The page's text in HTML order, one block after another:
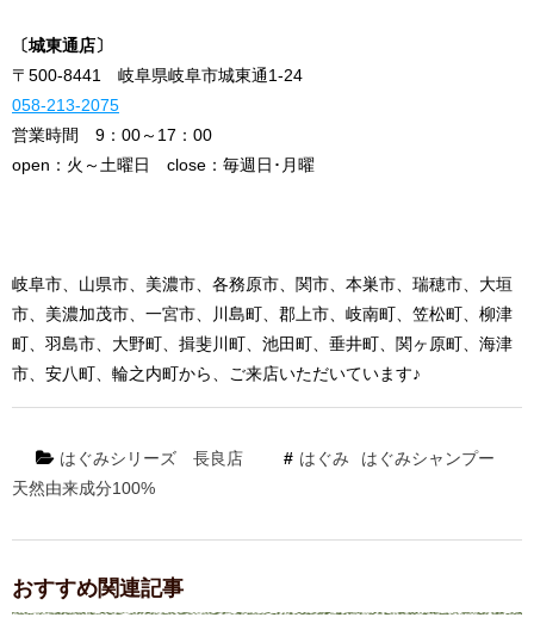
〔城東通店〕
〒500-8441 岐阜県岐阜市城東通1-24
058-213-2075
営業時間 9：00～17：00
open：火～土曜日 close：毎週日･月曜
岐阜市、山県市、美濃市、各務原市、関市、本巣市、瑞穂市、大垣
市、美濃加茂市、一宮市、川島町、郡上市、岐南町、笠松町、柳津
町、羽島市、大野町、揖斐川町、池田町、垂井町、関ヶ原町、海津
市、安八町、輪之内町から、ご来店いただいています♪
はぐみシリーズ 長良店 はぐみ
はぐみシャンプー
天然由来成分100%
おすすめ関連記事